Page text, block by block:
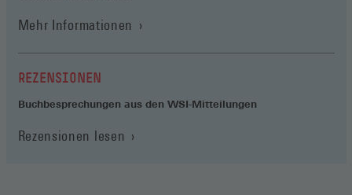
Mehr Informationen
REZENSIONEN
Buchbesprechungen aus den WSI-Mitteilungen
Rezensionen lesen